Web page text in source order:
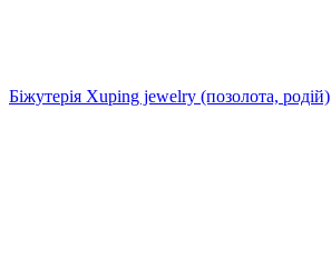
Біжутерія Xuping jewelry (позолота, родій)